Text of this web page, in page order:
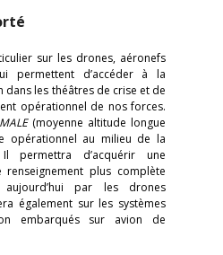
sur les drones, aéronefs
permettent d’accéder à la
dans les théâtres de crise et de
opérationnel de nos forces.
MALE(moyenne altitude longue
opérationnel au milieu de la
permettra d’acquérir une
plus complète
par les drones
également sur les systèmes
embarqués sur avion de